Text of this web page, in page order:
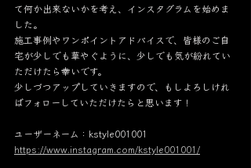
て何か出来ないかを考え、インスタグラムを始めま
した。
施工事例やワンポイントアドバイスで、皆様のご自
宅が少しでも華やぐように、少しでも気が紛れてい
ただけたら幸いです。
少しづつアップしていきますので、もしよろしけれ
ばフォローしていただけたらと思います！
ユーザーネーム：kstyle001001
https://www.instagram.com/kstyle001001/